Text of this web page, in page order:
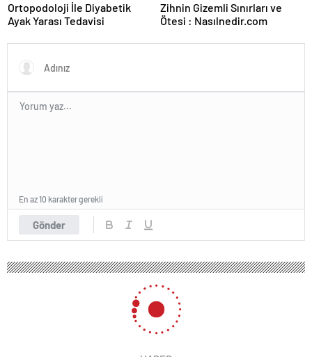
Ortopodoloji İle Diyabetik
Ayak Yarası Tedavisi
Zihnin Gizemli Sınırları ve
Ötesi : Nasılnedir.com
Gönder
En az 10 karakter gerekli